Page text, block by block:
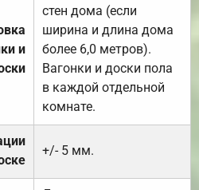
и
стен дома (если
ширина и длина дома
более 6,0 метров).
Вагонки и доски пола
в каждой отдельной
комнате.
+/- 5 мм.